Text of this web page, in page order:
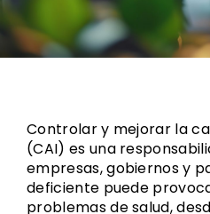
Controlar y mejorar la
(CAI) es una
empresas, gobiernos y
deficiente puede
problemas de salud,